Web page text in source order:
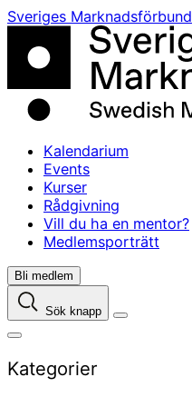
Skip
content
Sveriges Marknadsförbund
Kalendarium
Events
Kurser
Rådgivning
Vill du ha en mentor?
Medlemsporträtt
Bli medlem
Sök knapp
Kategorier